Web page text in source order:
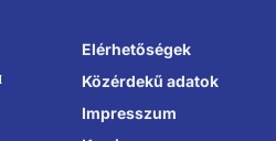
Elérhetőségek
Közérdekű adatok
Impresszum